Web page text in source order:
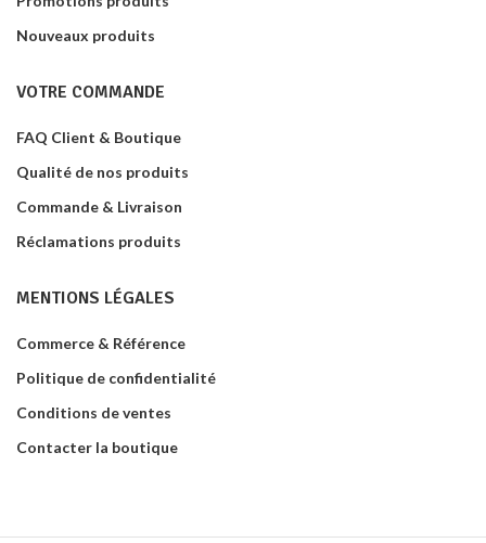
Nouveaux produits
VOTRE COMMANDE
FAQ Client & Boutique
Qualité de nos produits
Commande & Livraison
Réclamations produits
MENTIONS LÉGALES
Commerce & Référence
Politique de confidentialité
Conditions de ventes
Contacter la boutique